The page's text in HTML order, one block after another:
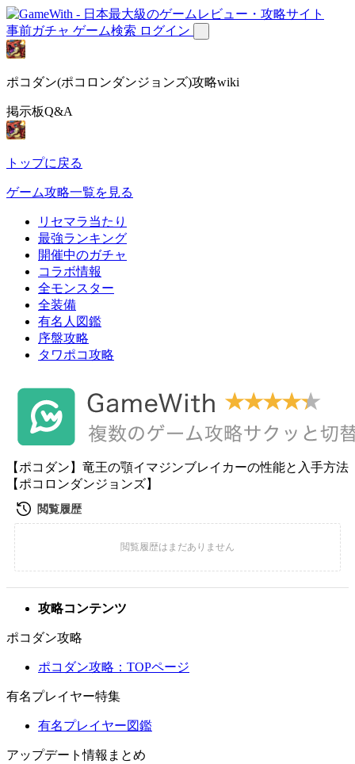
事前ガチャ ゲーム検索 ログイン
ポコダン(ポコロンダンジョンズ)攻略wiki
掲示板Q&A
トップに戻る
ゲーム攻略一覧を見る
リセマラ当たり
最強ランキング
開催中のガチャ
コラボ情報
全モンスター
全装備
有名人図鑑
序盤攻略
タワポコ攻略
【ポコダン】竜王の顎イマジンブレイカーの性能と入手方法
【ポコロンダンジョンズ】
攻略コンテンツ
ポコダン攻略
ポコダン攻略：TOPページ
有名プレイヤー特集
有名プレイヤー図鑑
アップデート情報まとめ